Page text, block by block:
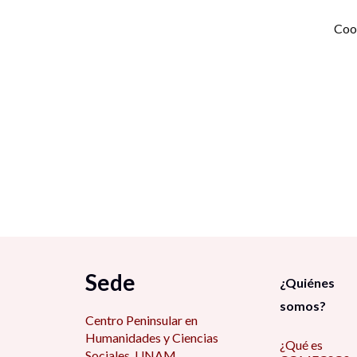
Horario de Ciudad de México
Número mínimo de inscritos: 6
Sede
Centro Peninsular en
Humanidades y Ciencias
¿Quiénes
somos?
¿Qué es